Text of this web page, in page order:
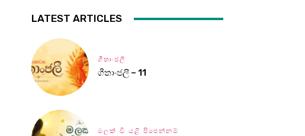
LATEST ARTICLES
ගීතාංජලී
ගීතාංජලී – 11
මලක් වී යළි පිපෙන්නම්